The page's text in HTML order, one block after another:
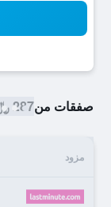
صفقات من287 ﷼
مزود